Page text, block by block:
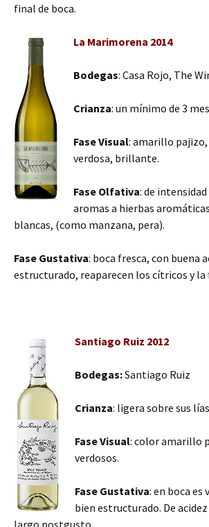
final de boca.
La Marimorena 2014
Bodegas: Casa Rojo, The
Crianza: un mínimo de 3
Fase Visual: amarillo
verdosa, brillante.
Fase Olfativa: de
aromas a hierbas
blancas, (como manzana, pera).
Fase Gustativa: boca fresca, con buena
estructurado, reaparecen los cítricos y
Santiago Ruiz 2012
Bodegas:Santiago Ruiz
Crianza: ligera sobre sus lías
Fase Visual: color amarillo
verdosos.
Fase Gustativa: en boca
bien estructurado. De
largo postgusto.